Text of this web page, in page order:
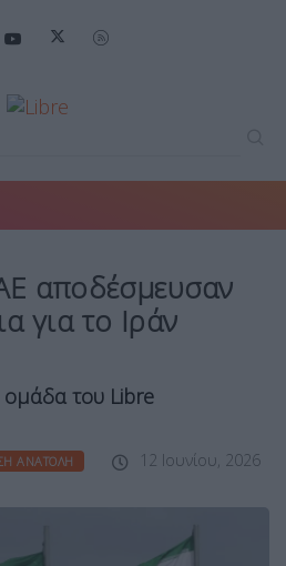
αποδέσμευσαν
για το Ιράν
ομάδα του Libre
ΑΝΑΤΟΛΉ 12 Ιουνίου, 2026